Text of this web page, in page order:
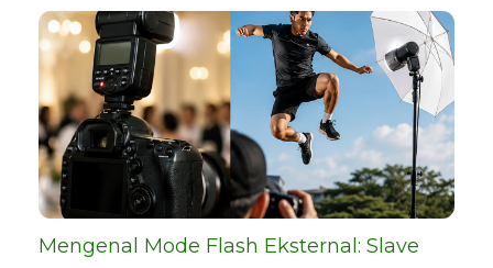
Mengenal Mode Flash Eksternal: Slave